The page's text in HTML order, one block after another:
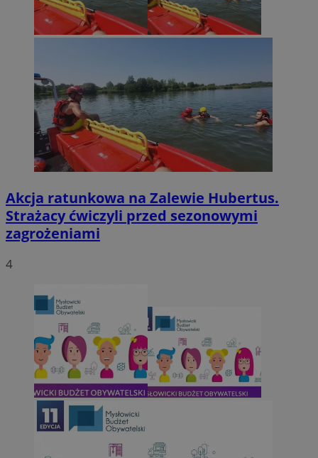
Akcja ratunkowa na Zalewie Hubertus.
Strażacy ćwiczyli przed sezonowymi
zagrożeniami
4